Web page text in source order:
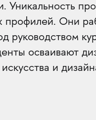
Уникальность
профилей. Они
руководством
осваивают
и